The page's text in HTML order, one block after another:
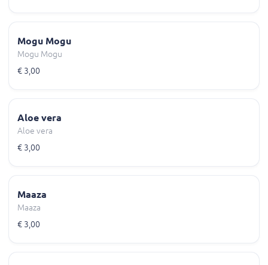
Mogu Mogu
Mogu Mogu
€ 3,00
Aloe vera
Aloe vera
€ 3,00
Maaza
Maaza
€ 3,00